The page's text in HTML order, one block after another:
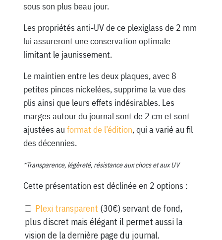
sous son plus beau jour.
Les propriétés anti-UV de ce plexiglass de 2 mm
lui assureront une conservation optimale
limitant le jaunissement.
Le maintien entre les deux plaques, avec 8
petites pinces nickelées, supprime la vue des
plis ainsi que leurs effets indésirables. Les
marges autour du journal sont de 2 cm et sont
ajustées au format de l’édition, qui a varié au fil
des décennies.
*Transparence, légèreté, résistance aux chocs et aux UV
Cette présentation est déclinée en 2 options :
Plexi transparent (30€) servant de fond,
plus discret mais élégant il permet aussi la
vision de la dernière page du journal.